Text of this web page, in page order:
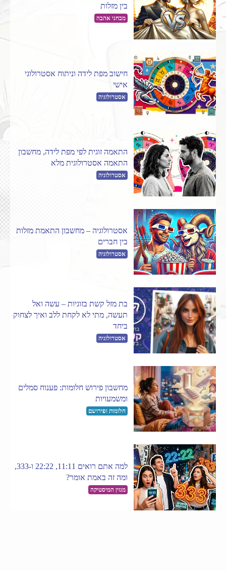
בין מזלות
מבחני אהבה
חישוב מפת לידה וניתוח אסטרולוגי
אישי
אסטרולוגיה
התאמה זוגית לפי מפת לידה, מחשבון
התאמה אסטרולוגית מלא
אסטרולוגיה
אסטרולוגיה – מחשבון התאמת מזלות
בין חברים
אסטרולוגיה
בת מזל קשת בזוגיות – עשה ואל
תעשה, מתי לא לקחת ללב ואיך לצחוק
ביחד
אסטרולוגיה
מחשבון פירוש חלומות: פענוח סמלים
ומשמעויות
חלומות ופירושם
למה אתם רואים 11:11, 22:22 ו-333,
ומה זה באמת אומר?
מגזין המיסטיקה